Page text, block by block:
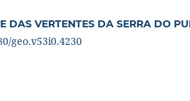
DAS VERTENTES DA SERRA DO
geo.v53i0.4230